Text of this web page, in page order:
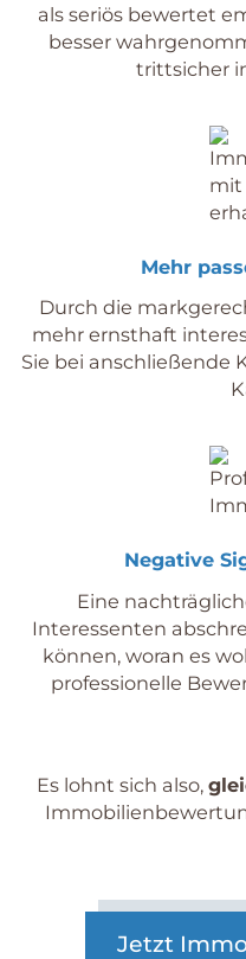
als seriös bewertet
besser
trittsicher
Mehr
Durch die
mehr ernsthaft
Sie bei anschließende
Negative
Eine
Interessenten
können, woran es
professionelle
Es lohnt sich also,
Jetzt